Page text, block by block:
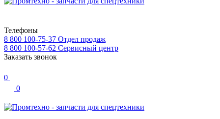
Телефоны
8 800 100-75-37 Отдел продаж
8 800 100-57-62 Сервисный центр
Заказать звонок
0
0